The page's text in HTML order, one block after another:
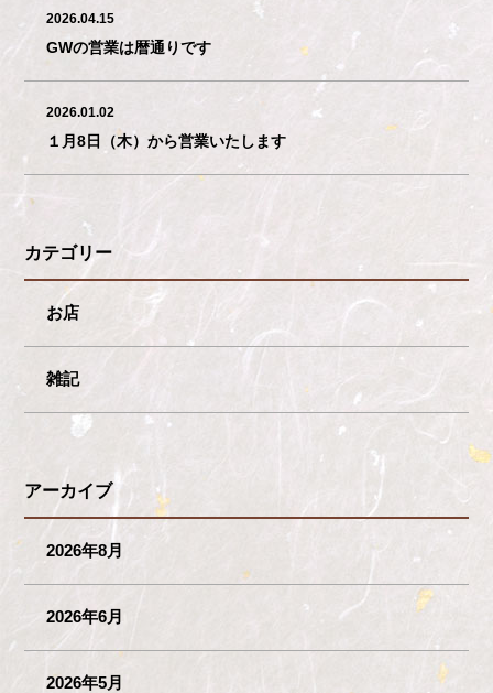
2026.04.15
GWの営業は暦通りです
2026.01.02
１月8日（木）から営業いたします
カテゴリー
お店
雑記
アーカイブ
2026年8月
2026年6月
2026年5月